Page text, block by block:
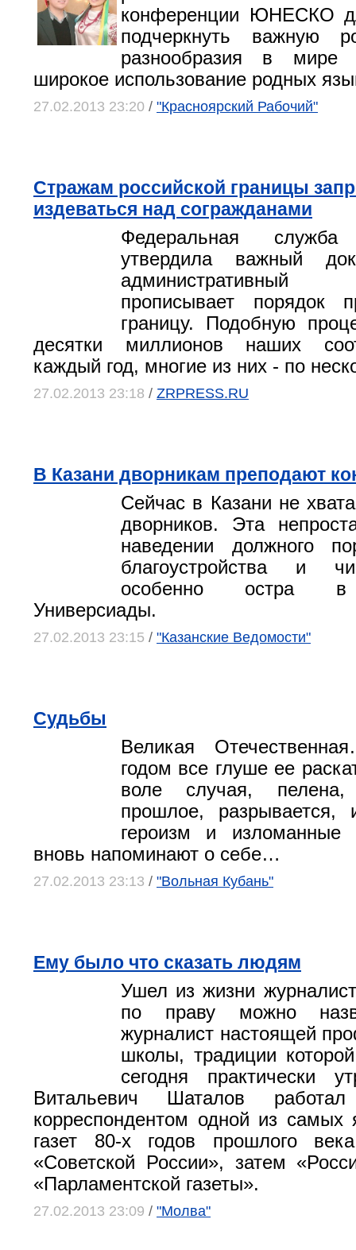
конференции ЮНЕСКО
подчеркнуть важную
разнообразия в мире
широкое использование родных
27.02.2013 23:20 / "Красноярский Рабочий"
Стражам российской границы
издеваться над согражданами
Федеральная служба
утвердила важный
прописывает порядок
границу. Подобную
десятки миллионов наших
каждый год, многие из них - по
27.02.2013 23:18 / ZRPRESS.RU
В Казани дворникам преподают
Сейчас в Казани не
дворников. Эта
наведении должного
благоустройства и
особенно остра в
Универсиады.
27.02.2013 23:15 / "Казанские Ведомости"
Судьбы
Великая
годом все глуше ее
воле случая, пелена,
прошлое,
героизм и изломанные
вновь напоминают о себе…
27.02.2013 23:13 / "Вольная Кубань"
Ему было что сказать людям
Ушел из жизни
по праву можно
журналист настоящей
школы, традиции
сегодня практически
Витальевич Шаталов работал
корреспондентом одной из самых
газет 80-х годов прошлого
«Советской России», затем
«Парламентской газеты».
27.02.2013 23:09 / "Молва"